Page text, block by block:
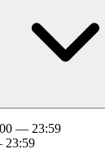
— 23:59
23:59